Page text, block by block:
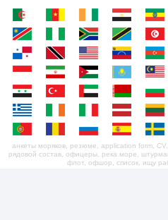
анкеты моряков, резюме, application form,
рядовой состав, офицеры, река море,
флот, офшор, список, ищу